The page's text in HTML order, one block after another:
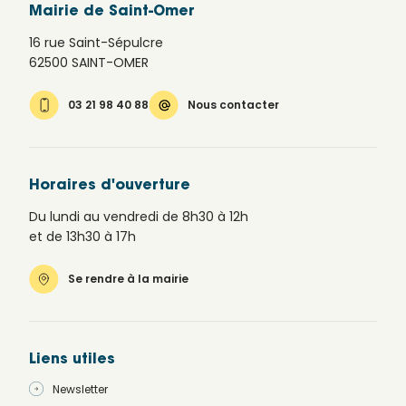
Mairie de Saint-Omer
16 rue Saint-Sépulcre
62500 SAINT-OMER
03 21 98 40 88 Nous contacter
Horaires d'ouverture
Du lundi au vendredi de 8h30 à 12h
et de 13h30 à 17h
Se rendre à la mairie
Liens utiles
Newsletter